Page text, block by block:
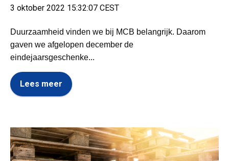
3 oktober 2022 15:32:07 CEST
Duurzaamheid vinden we bij MCB belangrijk. Daarom
gaven we afgelopen december de
eindejaarsgeschenke...
Lees meer